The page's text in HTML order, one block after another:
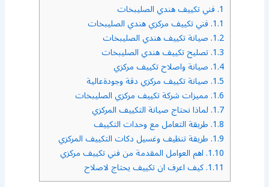
1. فني تكييف هندي الصليبخات
1.1. فني تكييف مركزي هندي الصليبخات
1.2. صيانة تكييف هندي الصليبخات
1.3. تصليح تكييف هندي الصليبخات
1.4. صيانة واصلاح تكييف مركزي
1.5. صيانة تكييف مركزي دقة وجودةعالية
1.6. مميزات شركة تكييف مركزي الصليبخات
1.7. لماذا نحتاج صيانة التكييف المركزي
1.8. طريقة التعامل مع وحدات التكييف
1.9. طريقة تنظيف وغسيل دكات التكييف المركزي
1.10. اهم العوامل المقدمة من فني تكييف مركزي
1.11. كيف اعرف ان تكييف يحتاج لاصلاح